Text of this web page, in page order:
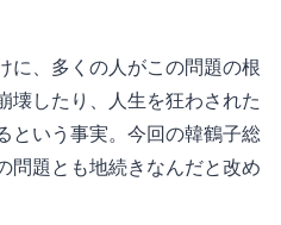
に、多くの人がこの問題の根
壊したり、人生を狂わされた
という事実。今回の韓鶴子総
問題とも地続きなんだと改め